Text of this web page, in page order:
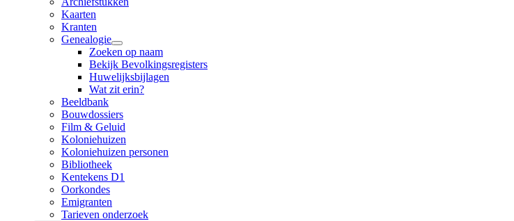
Kaarten
Kranten
Genealogie
Zoeken op naam
Bekijk Bevolkingsregisters
Huwelijksbijlagen
Wat zit erin?
Beeldbank
Bouwdossiers
Film & Geluid
Koloniehuizen
Koloniehuizen personen
Bibliotheek
Kentekens D1
Oorkondes
Emigranten
Tarieven onderzoek